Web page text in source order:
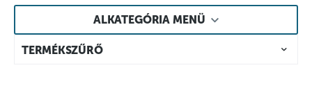
ALKATEGÓRIA MENÜ
TERMÉKSZŰRŐ